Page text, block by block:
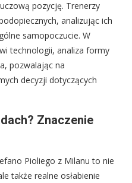
pozycję. Trenerzy
analizując ich
samopoczucie. W
technologii, analiza formy
pozwalając na
decyzji dotyczących
Znaczenie
Pioliego z Milanu to nie
także realne osłabienie